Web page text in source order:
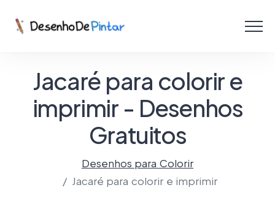
Colorir Online
Criar com IA!
Jacaré para colorir e
imprimir - Desenhos
Gratuitos
Desenhos para Colorir
Jacaré para colorir e imprimir